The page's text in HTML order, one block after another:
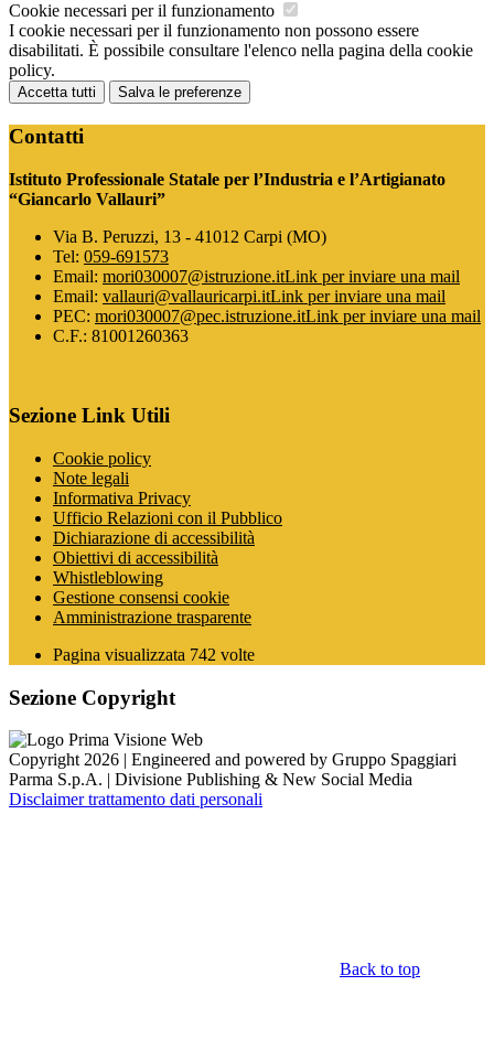
Cookie necessari per il funzionamento
I cookie necessari per il funzionamento non possono essere
disabilitati. È possibile consultare l'elenco nella pagina della cookie
policy.
Accetta tutti Salva le preferenze
Contatti
Istituto Professionale Statale per l’Industria e l’Artigianato
“Giancarlo Vallauri”
Via B. Peruzzi, 13 - 41012 Carpi (MO)
Tel: 059-691573
Email: mori030007@istruzione.itLink per inviare una mail
Email: vallauri@vallauricarpi.itLink per inviare una mail
PEC: mori030007@pec.istruzione.itLink per inviare una mail
C.F.: 81001260363
Sezione Link Utili
Cookie policy
Note legali
Informativa Privacy
Ufficio Relazioni con il Pubblico
Dichiarazione di accessibilità
Obiettivi di accessibilità
Whistleblowing
Gestione consensi cookie
Amministrazione trasparente
Pagina visualizzata 742 volte
Sezione Copyright
Copyright 2026 | Engineered and powered by Gruppo Spaggiari
Parma S.p.A. | Divisione Publishing & New Social Media
Disclaimer trattamento dati personali
Back to top